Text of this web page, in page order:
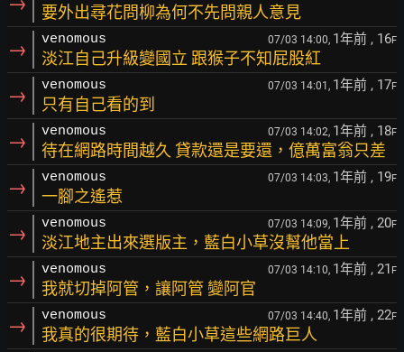
要外出尋花問柳為何不先問親人意見
→ venomous 07/03 14:00, 1年前 , 16F
淡江自己升級變國立 跟猴子不知屁股紅
→ venomous 07/03 14:01, 1年前 , 17F
只有自己看的到
→ venomous 07/03 14:02, 1年前 , 18F
待在網路時間越久 貸款還是要還，億萬富翁只差
→ venomous 07/03 14:03, 1年前 , 19F
一腳之遙惹
→ venomous 07/03 14:09, 1年前 , 20F
淡江地主出來選版主，藍白小草沒幫他當上
→ venomous 07/03 14:10, 1年前 , 21 F
我就切掉阿管，讓阿管 變阿官
→ venomous 07/03 14:40, 1年前 , 22F
我真的很期待，藍白小草這些網路巨人